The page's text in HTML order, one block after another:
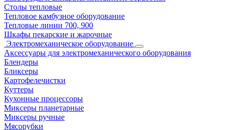
Столы тепловые
Тепловое камбузное оборудование
Тепловые линии 700, 900
Шкафы пекарские и жарочные
Электромеханическое оборудование
Аксессуары для электромеханического оборудования
Блендеры
Бликсеры
Картофелечистки
Куттеры
Кухонные процессоры
Миксеры планетарные
Миксеры ручные
Мясорубки